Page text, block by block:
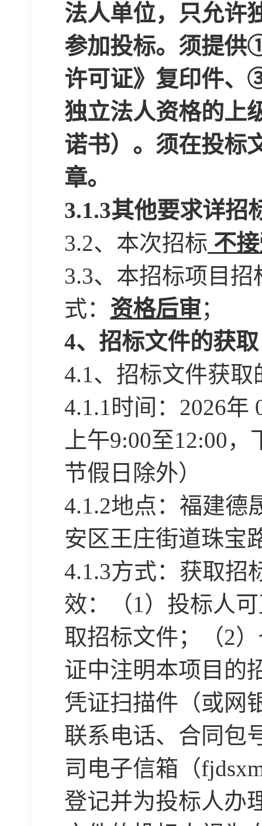
法人单位，只允许
参加投标。须提供
许可证》复印件、
独立法人资格的上
诺书）。须在投标
章。
3.1.3其他要求详招
3.2、 本次招标 不
3.3、 本招标项目招
式： 资格后审；
4、招标文件的获取
4.1、招标文件获取
4.1.1时间：2026年
上午9:00至12:00，
节假日除外）
4.1.2地点：福建德
安区王庄街道珠宝
4.1.3方式：获取招
效：（1）投标人
取招标文件；（2
证中注明本项目的
凭证扫描件（或网
联系电话、合同包
司电子信箱（
登记并为投标人办